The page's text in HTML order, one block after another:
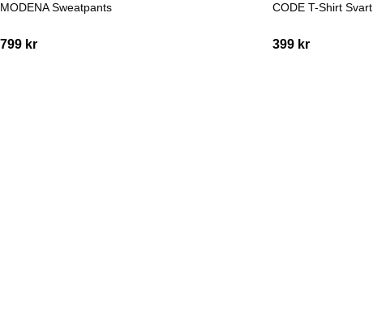
MODENA Sweatpants
799 kr
CODE T-Shirt Svart
399 kr